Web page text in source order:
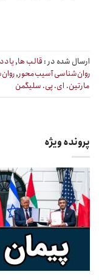
ارسال شده در : قالب ها,
روان‌شناسی آسیب‌محور,
مارتین. ای‌. پی. سلیگمن
پرونده ویژه